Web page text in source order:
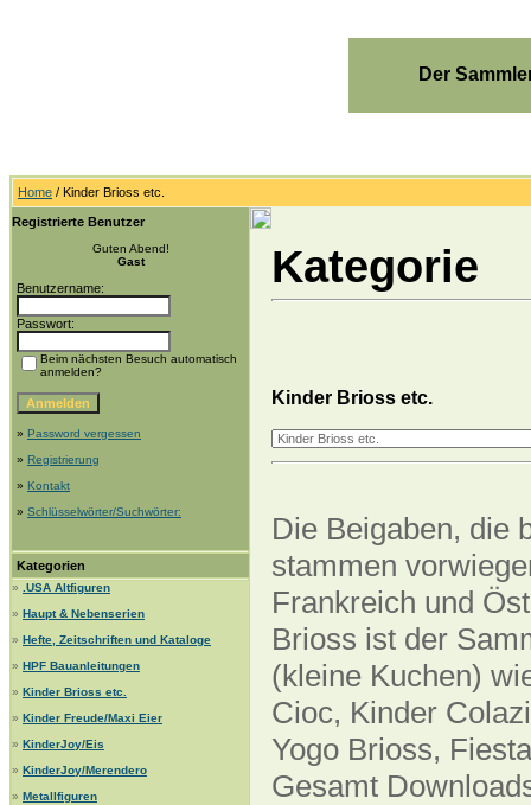
Der
Home / Kinder Brioss etc.
Registrierte Benutzer
Guten Abend!
Gast
Benutzername:
Passwort:
Beim nächsten Besuch automatisch
anmelden?
» Password vergessen
» Registrierung
» Kontakt
» Schlüsselwörter/Suchwörter:
Kategorien
»
.USA Altfiguren
» Haupt & Nebenserien
» Hefte, Zeitschriften und Kataloge
» HPF Bauanleitungen
» Kinder Brioss etc.
» Kinder Freude/Maxi Eier
» KinderJoy/Eis
» KinderJoy/Merendero
» Metallfiguren
Kategorie
Kinder Brioss etc.
Die Beigaben, die
stammen
Frankreich und
Brioss ist der
(kleine Kuchen)
Cioc, Kinder
Yogo Brioss,
Gesamt